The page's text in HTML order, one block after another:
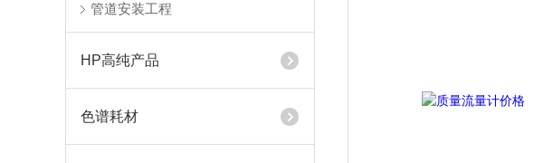
管道安装工程
HP高纯产品
色谱耗材